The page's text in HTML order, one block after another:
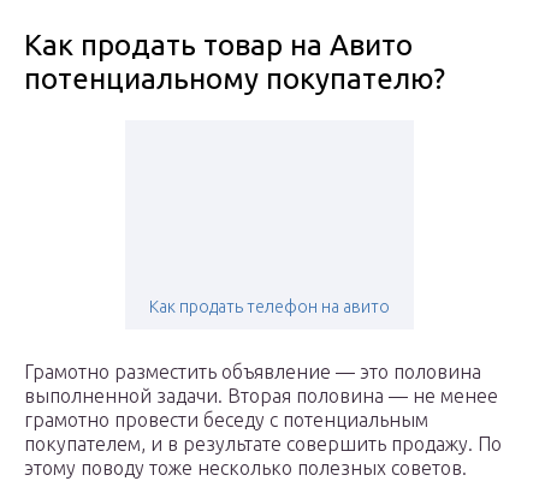
Как продать товар на Авито
потенциальному покупателю?
Как продать телефон на авито
Грамотно разместить объявление — это половина
выполненной задачи. Вторая половина — не менее
грамотно провести беседу с потенциальным
покупателем, и в результате совершить продажу. По
этому поводу тоже несколько полезных советов.